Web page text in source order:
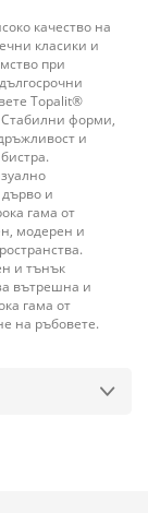
качество на
класики и
при
Topalit®
Стабилни форми,
и
и
гама от
модерен и
и тънък
вътрешна и
гама от
на ръбовете.